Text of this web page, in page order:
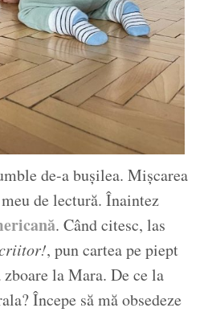
de-a bușilea. Mișcarea
de lectură. Înaintez
. Când citesc, las
, pun cartea pe piept
la Mara. De ce la
Începe să mă obsedeze